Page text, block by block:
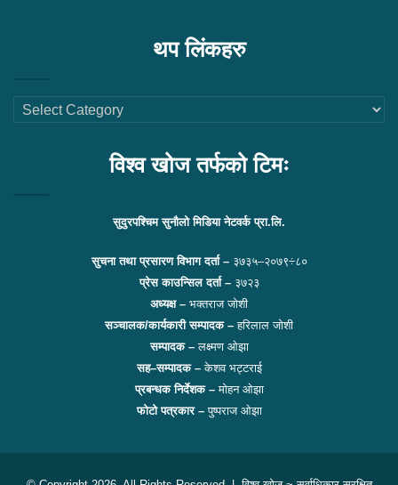
थप लिंकहरु
थप
लिंकहरु
विश्व खोज तर्फको टिमः
सुदुरपश्चिम सुनौलो मिडिया नेटवर्क प्रा.लि.
सुचना तथा प्रसारण विभाग दर्ता – ३७३५–२०७९÷८०
प्रेस काउन्सिल दर्ता – ३७२३
अध्यक्ष – भक्तराज जोशी
सञ्चालक/कार्यकारी सम्पादक – हरिलाल जोशी
सम्पादक –लक्ष्मण ओझा
सह–सम्पादक –केशव भट्टराई
प्रबन्धक निर्देशक –मोहन ओझा
फोटो पत्रकार –पुष्पराज ओझा